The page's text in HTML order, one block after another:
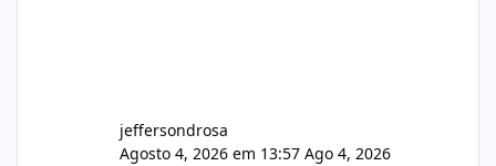
jeffersondrosa
Agosto 4, 2026 em 13:57 Ago 4, 2026